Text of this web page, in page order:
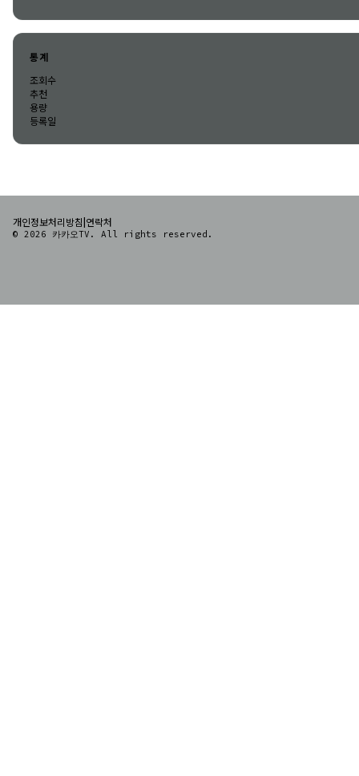
통계
조회수
추천
용량
등록일
개인정보처리방침|연락처
© 2026 카카오TV. All rights reserved.